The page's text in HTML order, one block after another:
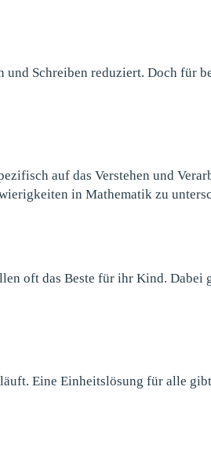
Schreiben reduziert. Doch für
auf das Verstehen und
in Mathematik zu
oft das Beste für ihr Kind.
Eine Einheitslösung für alle